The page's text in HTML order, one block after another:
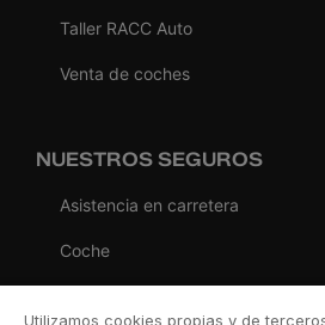
Taller RACC Auto
Venta de coches
NUESTROS SEGUROS
Asistencia en carretera
Coche
Utilizamos cookies propias y de